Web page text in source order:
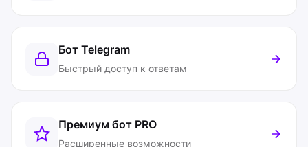
Бот Telegram
Быстрый доступ к ответам
Премиум бот PRO
Расширенные возможности